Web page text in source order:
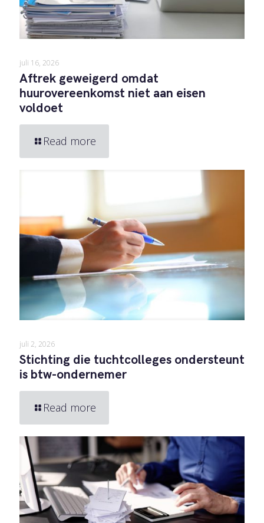
juli 16, 2026
Aftrek geweigerd omdat
huurovereenkomst niet aan eisen
voldoet
Read more
juli 2, 2026
Stichting die tuchtcolleges ondersteunt
is btw-ondernemer
Read more